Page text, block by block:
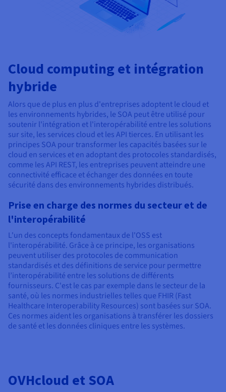
Cloud computing et intégration
hybride
Alors que de plus en plus d'entreprises adoptent le cloud et
les environnements hybrides, le SOA peut être utilisé pour
soutenir l'intégration et l'interopérabilité entre les solutions
sur site, les services cloud et les API tierces. En utilisant les
principes SOA pour transformer les capacités basées sur le
cloud en services et en adoptant des protocoles standardisés,
comme les API REST, les entreprises peuvent atteindre une
connectivité efficace et échanger des données en toute
sécurité dans des environnements hybrides distribués.
Prise en charge des normes du secteur et de
l'interopérabilité
L'un des concepts fondamentaux de l'OSS est
l'interopérabilité. Grâce à ce principe, les organisations
peuvent utiliser des protocoles de communication
standardisés et des définitions de service pour permettre
l’interopérabilité entre les solutions de différents
fournisseurs. C'est le cas par exemple dans le secteur de la
santé, où les normes industrielles telles que FHIR (Fast
Healthcare Interoperability Resources) sont basées sur SOA.
Ces normes aident les organisations à transférer les dossiers
de santé et les données cliniques entre les systèmes.
OVHcloud et SOA